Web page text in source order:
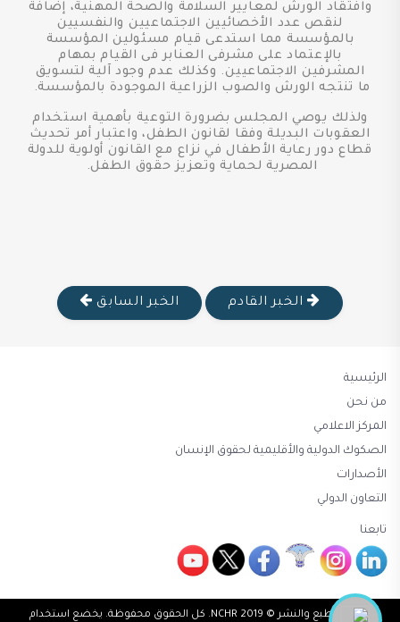
وافتقاد الورش لمعايير السلامة والصحة المهنية، إضافة
لنقص عدد الأخصائيين الاجتماعيين والنفسيين
بالمؤسسة مما استدعى قيام مسئولين المؤسسة
بالإعتماد على مشرفى العنابر فى القيام بمهام
المشرفين الاجتماعيين. وكذلك عدم وجود آلية لتسويق
ما تنتجه الورش والصوب الزراعية الموجودة بالمؤسسة.
ولذلك يوصي المجلس بضرورة التوعية بأهمية استخدام
العقوبات البديلة وفقا لقانون الطفل، واعتبار أمر تحديث
قطاع دور رعاية الأطفال في نزاع مع القانون أولوية للدولة
المصرية لحماية وتعزيز حقوق الطفل.
الخبر القادم الخبر السابق
الرئيسية
من نحن
المركز الاعلامي
الصكوك الدولية والأقليمية لحقوق الإنسان
الأصدارات
التعاون الدولي
تابعنا
حقوق الطبع والنشر © 2019 NCHR. كل الحقوق محفوظة. يخضع استخدام